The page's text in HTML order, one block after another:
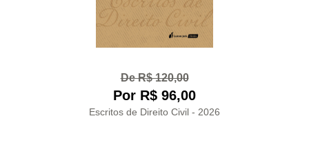
De R$ 120,00
Por R$ 96,00
Escritos de Direito Civil - 2026